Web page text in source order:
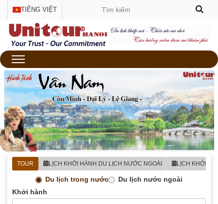
TIẾNG VIỆT
TOUR LỊCH KHỞI HÀNH DU LỊCH NƯỚC NGOÀI LỊCH KHỞI
Du lịch trong nước
Du lịch nước ngoài
Khởi hành